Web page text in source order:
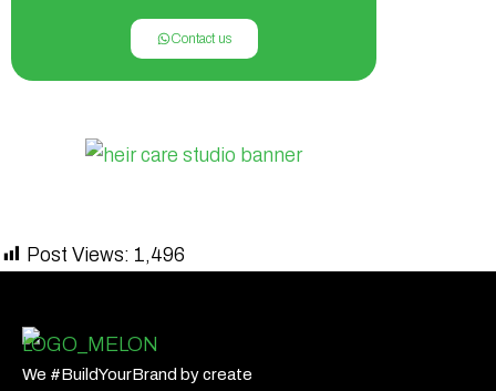
Contact us
Post Views: 1,496
We #BuildYourBrand by create